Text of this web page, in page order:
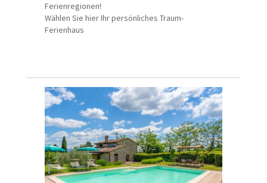
Ferienregionen!
Wählen Sie hier Ihr persönliches Traum-
Ferienhaus